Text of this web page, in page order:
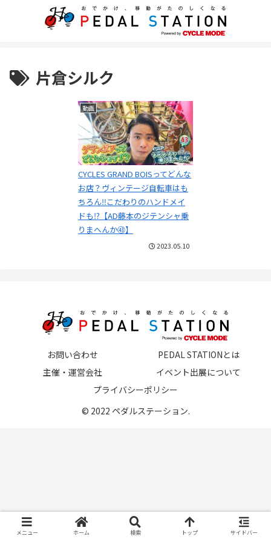
片倉シルク
動画
CYCLES GRAND BOISってどんな
お店？ヴィンテージ自転車はも
ちろん‼こだわりのハンドメイ
ドも⁉【AD藤本のジテンシャ乗
りまへんか㊸】
2023.05.10
お問い合わせ
PEDAL STATIONとは
主催・運営会社
イベント出展について
プライバシーポリシー
© 2022 ペダルステーション.
メニュー ホーム 検索 トップ サイドバー